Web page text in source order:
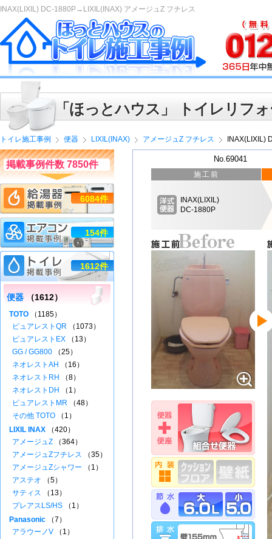
INAX(LIXIL) DC-1880P→LIXIL(INAX) アメージュZ フチレス
「ほっとハウス」 トイレリフ
トイレ施工事例 便器 LIXIL(INAX) アメージュZ フチレス INAX(LIXIL)
No.69041
施工前
INAX(LIXIL)
DC-1880P
掲載事例件数 7850件
6084件
154件
1612件
便器 （1612）
TOTO （1185）
ピュアレストQR （1073）
ピュアレストEX （13）
GG / GG800 （25）
ネオレストAH
（16）
ネオレストRH
（8）
ネオレストDH
（1）
ピュアレストMR （48）
その他 TOTO （1）
LIXIL INAX （420）
アメージュZ （364）
アメージュZフチレス （35）
アメージュZシャワー （1）
アステオ （5）
サティス （13）
プレアスLS/HS （1）
Panasonic （7）
アラウーノV （1）